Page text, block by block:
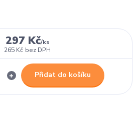
297 Kč/ks
265 Kč bez DPH
Přidat do košíku